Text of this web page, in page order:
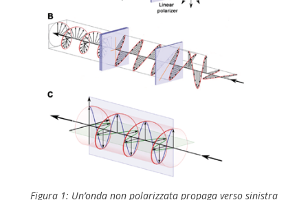
Figura 1: Un’onda non polarizzata propaga verso sinistra